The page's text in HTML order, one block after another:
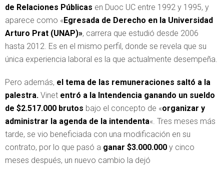
de Relaciones Públicas en Duoc UC entre 1992 y 1995, y
aparece como «Egresada de Derecho en la Universidad
Arturo Prat (UNAP)», carrera que estudió desde 2006
hasta 2012. Es en el mismo perfil, donde se revela que su
única experiencia laboral es la que actualmente desempeña.
Pero además, el tema de las remuneraciones saltó a la
palestra. Vinet entró a la Intendencia ganando un sueldo
de $2.517.000 brutos bajo el concepto de «organizar y
administrar la agenda de la intendenta«. Tres meses más
tarde, se vio beneficiada con una modificación en su
contrato, por lo que pasó a ganar $3.000.000 y cinco
meses después, un nuevo cambio la dejó